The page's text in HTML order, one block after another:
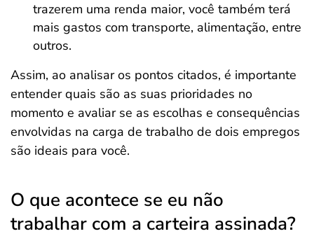
trazerem uma renda maior, você também terá
mais gastos com transporte, alimentação, entre
outros.
Assim, ao analisar os pontos citados, é importante
entender quais são as suas prioridades no
momento e avaliar se as escolhas e consequências
envolvidas na carga de trabalho de dois empregos
são ideais para você.
O que acontece se eu não
trabalhar com a carteira assinada?